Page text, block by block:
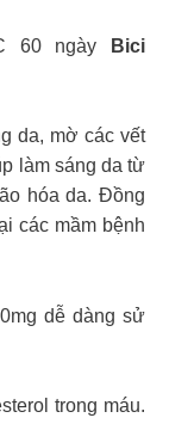
60 ngày
Bici
da, mờ các vết
làm sáng da từ
hóa da. Đồng
các mầm bệnh
dễ dàng sử
trong máu.